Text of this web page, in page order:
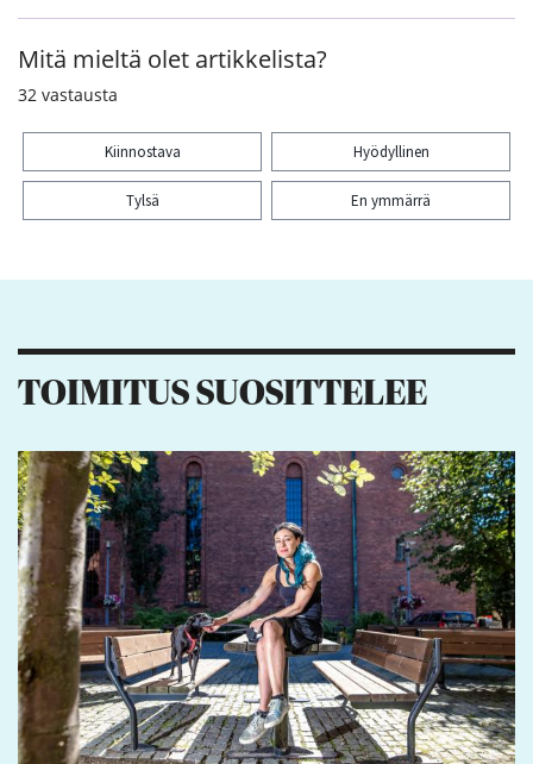
Mitä mieltä olet artikkelista?
32 vastausta
Kiinnostava Hyödyllinen
Tylsä En ymmärrä
TOIMITUS SUOSITTELEE